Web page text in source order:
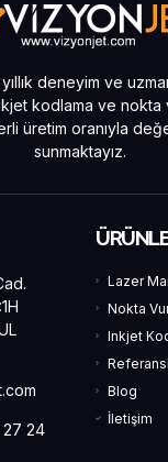
deneyim ve
kodlama ve nokta
üretim oranıyla
sunmaktayız.
24
Lazer
Nokta
Inkjet
Blog
İletişim